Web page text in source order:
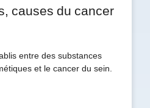
causes du cancer
entre des substances
et le cancer du sein.